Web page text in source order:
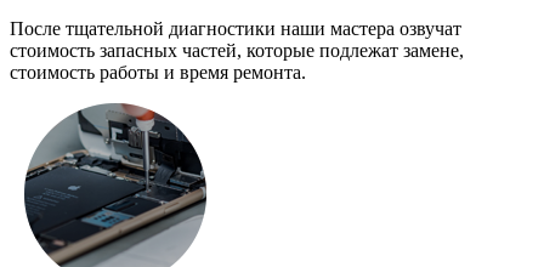
После тщательной диагностики наши мастера озвучат
стоимость запасных частей, которые подлежат замене,
стоимость работы и время ремонта.